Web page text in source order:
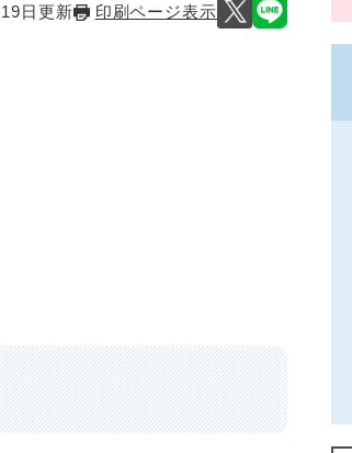
日更新 印刷ページ表示